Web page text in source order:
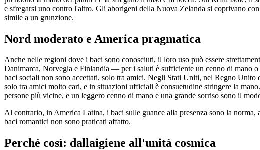
e sfregarsi uno contro l'altro. Gli aborigeni della Nuova Zelanda si coprivano
simile a un grunzione.
Nord moderato e America pragmatica
Anche nelle regioni dove i baci sono conosciuti, il loro uso può essere
Danimarca, Norvegia e Finlandia — per i saluti è sufficiente un cenno di mano
baci sociali non sono accettati, solo tra amici. Negli Stati Uniti, nel Regno Unito
solo tra amici molto cari, e in situazioni ufficiali è consuetudine stringere la
persone più vicine, e un leggero cenno di mano e una grande sorriso sono il
Al contrario, in America Latina, i baci sulle guance alla presenza sono la
baci romantici non sono praticati affatto.
Perché così: dallaigiene all'unità cosmica